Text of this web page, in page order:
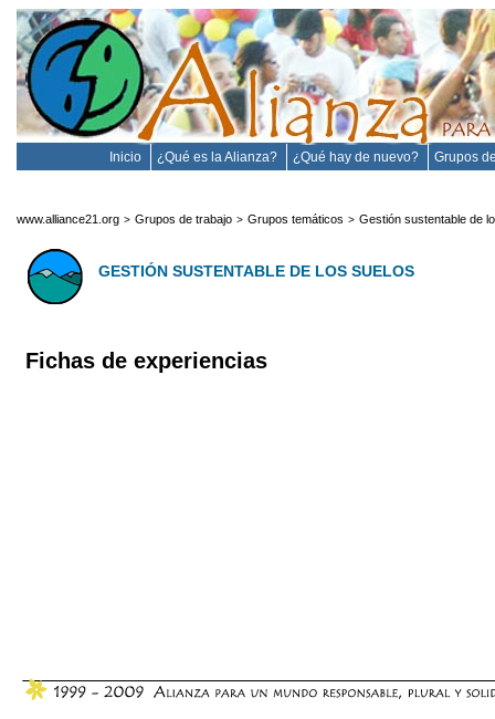
Inicio ¿Qué es la Alianza? ¿Qué hay de nuevo? Grupos
www.alliance21.org > Grupos de trabajo > Grupos temáticos > Gestión sustentable de
GESTIÓN SUSTENTABLE DE LOS SUELOS
Fichas de experiencias